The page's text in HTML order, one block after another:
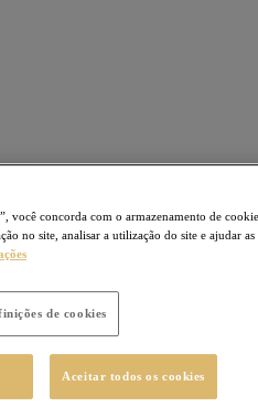
você concorda com o armazenamento de
no site, analisar a utilização do site e ajudar as
de cookies
Aceitar todos os cookies